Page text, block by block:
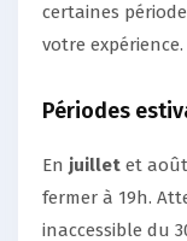
certaines
votre expérience.
Périodes
En juillet et
fermer à 19h.
inaccessible du